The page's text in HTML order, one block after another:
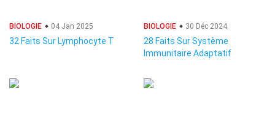
BIOLOGIE 04 Jan 2025
32 Faits Sur Lymphocyte T
BIOLOGIE 30 Déc 2024
28 Faits Sur Système
Immunitaire Adaptatif